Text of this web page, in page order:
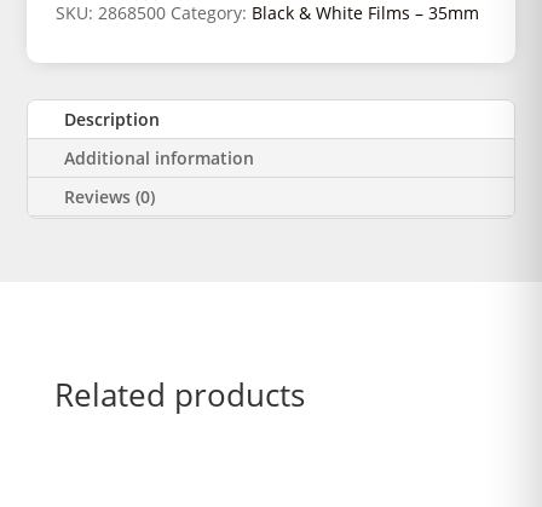
SKU:2868500 Category: Black & White Films – 35mm
Description
Additional information
Reviews (0)
Related products